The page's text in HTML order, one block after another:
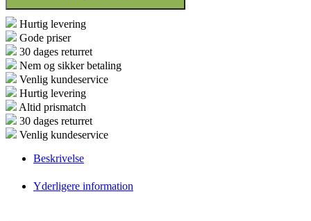
Hurtig levering
Gode priser
30 dages returret
Nem og sikker betaling
Venlig kundeservice
Hurtig levering
Altid prismatch
30 dages returret
Venlig kundeservice
Beskrivelse
Yderligere information